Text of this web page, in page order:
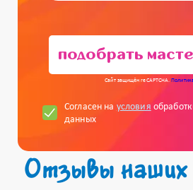
подобрать
Сайт защищён reCAPTCHA.
Согласен на условия
данных
Отзывы наших